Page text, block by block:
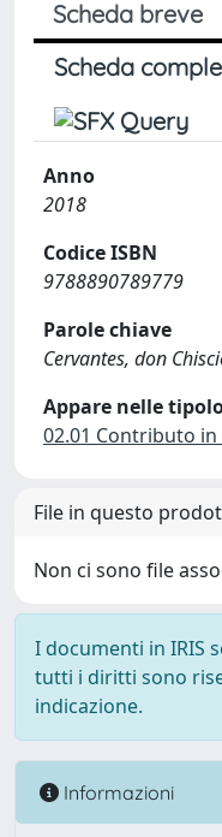
Scheda breve
Scheda
Anno
2018
Codice ISBN
9788890789779
Parole chiave
Cervantes, don
Appare nelle
02.01 Contributo
File in questo
Non ci sono file
I documenti in IRIS
tutti i diritti sono
indicazione.
Informazioni